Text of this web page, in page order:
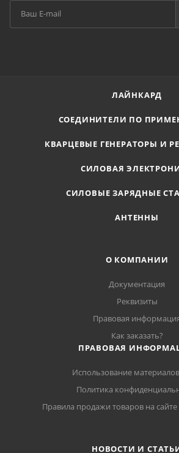
ЛАЙНКАРД
СОЕДИНИТЕЛИ ПО
КВАРЦЕВЫЕ ГЕНЕРАТОРЫ И
СИЛОВАЯ
СИЛОВЫЕ ЗАРЯДНЫЕ
АНТЕННЫ
О КОМПАНИИ
Документация
Реквизиты
Правовая
Как заказать?
ПРАВОВАЯ
Использование
Политика
Правила продажи товаров на
НОВОСТИ И